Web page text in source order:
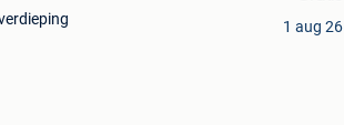
1 aug 26